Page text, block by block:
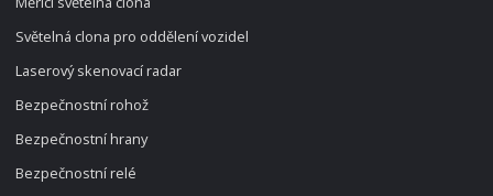
Světelná clona pro oddělení vozidel
Laserový skenovací radar
Bezpečnostní rohož
Bezpečnostní hrany
Bezpečnostní relé